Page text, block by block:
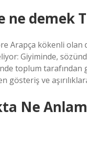
ne demek
Arapça kökenli olan
Giyiminde,
toplum tarafından
gösteriş ve
Ne